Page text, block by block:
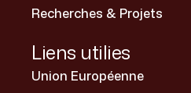
Recherches & Projets
Liens utilies
Union Européenne